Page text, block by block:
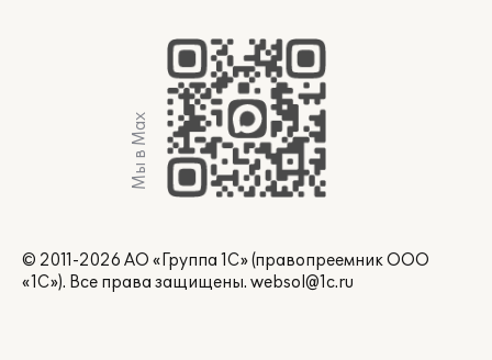
Мы в Max
© 2011-2026 АО «Группа 1С» (правопреемник ООО
«1С»). Все права защищены. websol@1c.ru